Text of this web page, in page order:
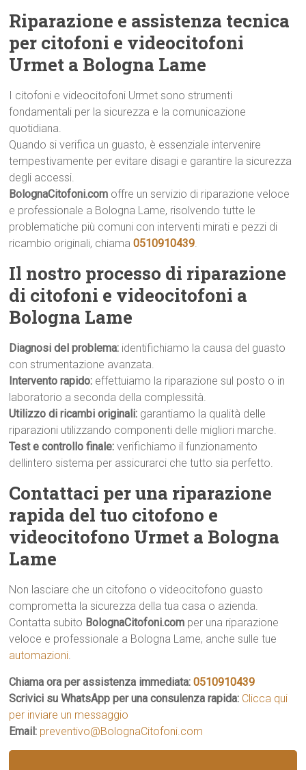
Riparazione e assistenza tecnica
per citofoni e videocitofoni
Urmet a Bologna Lame
I citofoni e videocitofoni Urmet sono strumenti
fondamentali per la sicurezza e la comunicazione
quotidiana.
Quando si verifica un guasto, è essenziale intervenire
tempestivamente per evitare disagi e garantire la sicurezza
degli accessi.
BolognaCitofoni.com offre un servizio di riparazione veloce
e professionale a Bologna Lame, risolvendo tutte le
problematiche più comuni con interventi mirati e pezzi di
ricambio originali, chiama0510910439.
Il nostro processo di riparazione
di citofoni e videocitofoni a
Bologna Lame
Diagnosi del problema: identifichiamo la causa del guasto
con strumentazione avanzata.
Intervento rapido: effettuiamo la riparazione sul posto o in
laboratorio a seconda della complessità.
Utilizzo di ricambi originali: garantiamo la qualità delle
riparazioni utilizzando componenti delle migliori marche.
Test e controllo finale:verifichiamo il funzionamento
dellintero sistema per assicurarci che tutto sia perfetto.
Contattaci per una riparazione
rapida del tuo citofono e
videocitofono Urmet a Bologna
Lame
Non lasciare che un citofono o videocitofono guasto
comprometta la sicurezza della tua casa o azienda.
Contatta subito BolognaCitofoni.com per una riparazione
veloce e professionale a Bologna Lame, anche sulle tue
automazioni.
Chiama ora per assistenza immediata:0510910439
Scrivici su WhatsApp per una consulenza rapida: Clicca qui
per inviare un messaggio
Email: preventivo@BolognaCitofoni.com